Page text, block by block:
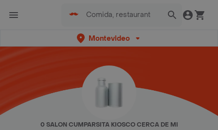
Montevideo
0 SALON CUMPARSITA KIOSCO CERCA DE MI